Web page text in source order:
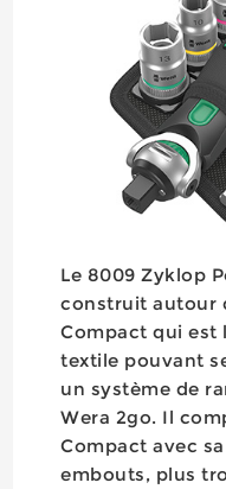
Le 8009 Zyklop
construit autour
Compact qui est
textile pouvant
un système de
Wera 2go. Il
Compact avec
embouts, plus